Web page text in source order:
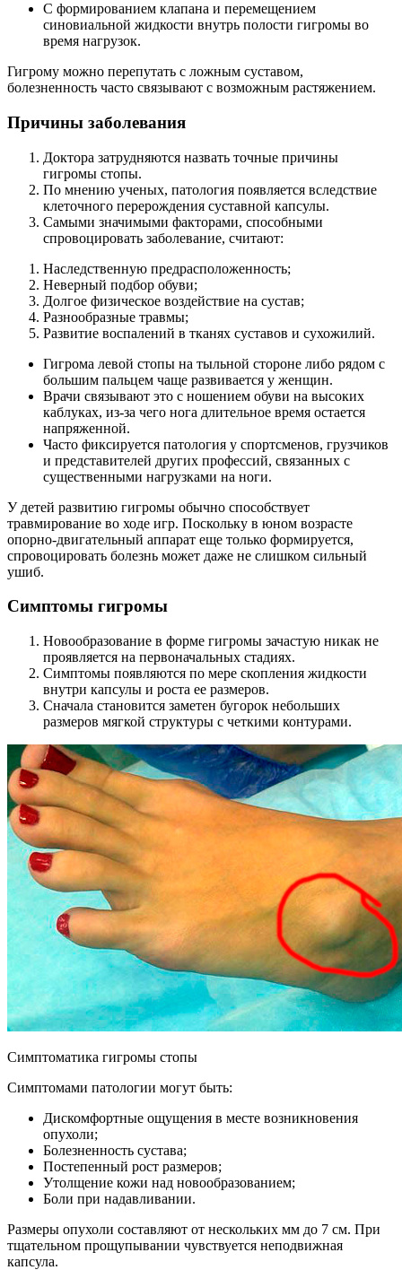
С формированием клапана и перемещением
синовиальной жидкости внутрь полости гигромы во
время нагрузок.
Гигрому можно перепутать с ложным суставом,
болезненность часто связывают с возможным растяжением.
Причины заболевания
Доктора затрудняются назвать точные причины
гигромы стопы.
По мнению ученых, патология появляется вследствие
клеточного перерождения суставной капсулы.
Самыми значимыми факторами, способными
спровоцировать заболевание, считают:
Наследственную предрасположенность;
Неверный подбор обуви;
Долгое физическое воздействие на сустав;
Разнообразные травмы;
Развитие воспалений в тканях суставов и сухожилий.
Гигрома левой стопы на тыльной стороне либо рядом с
большим пальцем чаще развивается у женщин.
Врачи связывают это с ношением обуви на высоких
каблуках, из-за чего нога длительное время остается
напряженной.
Часто фиксируется патология у спортсменов, грузчиков
и представителей других профессий, связанных с
существенными нагрузками на ноги.
У детей развитию гигромы обычно способствует
травмирование во ходе игр. Поскольку в юном возрасте
опорно-двигательный аппарат еще только формируется,
спровоцировать болезнь может даже не слишком сильный
ушиб.
Симптомы гигромы
Новообразование в форме гигромы зачастую никак не
проявляется на первоначальных стадиях.
Симптомы появляются по мере скопления жидкости
внутри капсулы и роста ее размеров.
Сначала становится заметен бугорок небольших
размеров мягкой структуры с четкими контурами.
Симптоматика гигромы стопы
Симптомами патологии могут быть:
Дискомфортные ощущения в месте возникновения
опухоли;
Болезненность сустава;
Постепенный рост размеров;
Утолщение кожи над новообразованием;
Боли при надавливании.
Размеры опухоли составляют от нескольких мм до 7 см. При
тщательном прощупывании чувствуется неподвижная
капсула.